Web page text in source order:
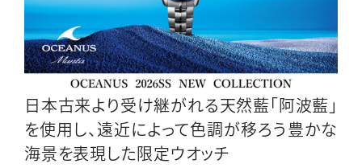
日本古来より受け継がれる天然藍「阿波藍」
を使用し、遠近によって色調が移ろう豊かな
海景を表現した限定ウオッチ